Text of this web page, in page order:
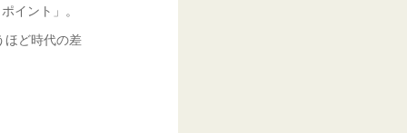
イント」。
ほど時代の差